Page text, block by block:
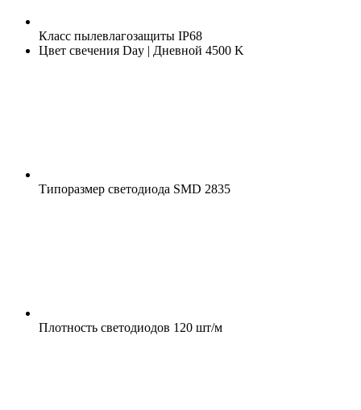
Класс пылевлагозащиты IP68
Цвет свечения Day | Дневной 4500 K
Типоразмер светодиода SMD 2835
Плотность светодиодов 120 шт/м